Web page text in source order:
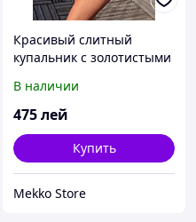
Красивый слитный
купальник с золотистыми
норма и батал
В наличии
475лей
Купить
Mekko Store